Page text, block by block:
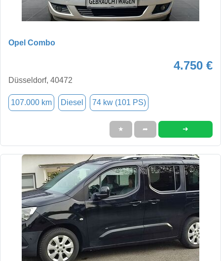
Opel Combo
4.750 €
Düsseldorf, 40472
107.000 km Diesel 74 kw (101 PS)
★ ➦ ➜